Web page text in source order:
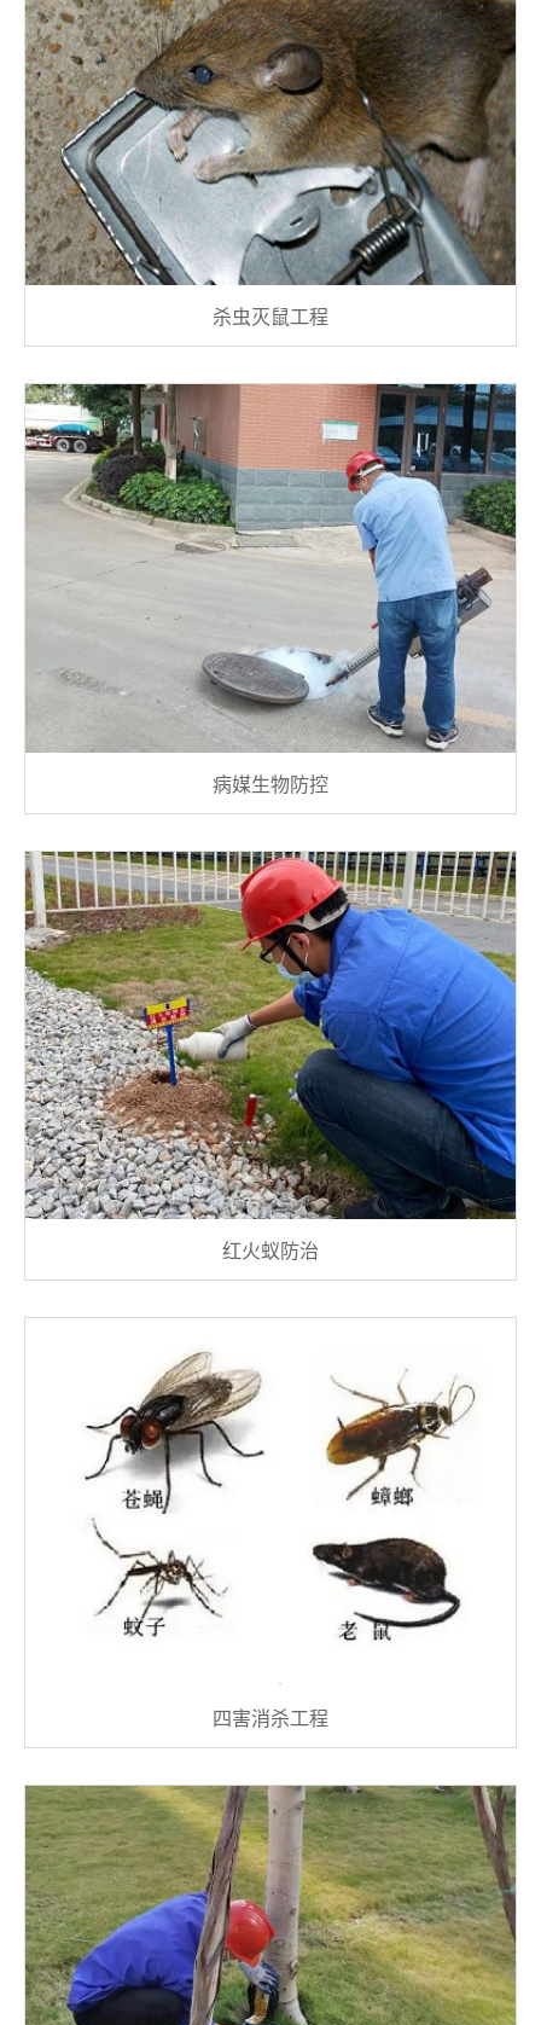
杀虫灭鼠工程
病媒生物防控
红火蚁防治
四害消杀工程